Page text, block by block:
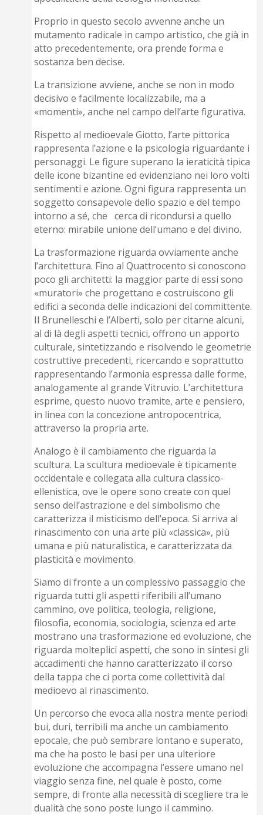
Proprio in questo secolo avvenne anche un
mutamento radicale in campo artistico, che già in
atto precedentemente, ora prende forma e
sostanza ben decise.
La transizione avviene, anche se non in modo
decisivo e facilmente localizzabile, ma a
«momenti», anche nel campo dell’arte figurativa.
Rispetto al medioevale Giotto, l’arte pittorica
rappresenta l’azione e la psicologia riguardante i
personaggi. Le figure superano la ieraticità tipica
delle icone bizantine ed evidenziano nei loro volti
sentimenti e azione. Ogni figura rappresenta un
soggetto consapevole dello spazio e del tempo
intorno a sé, che cerca di ricondursi a quello
eterno: mirabile unione dell’umano e del divino.
La trasformazione riguarda ovviamente anche
l’architettura. Fino al Quattrocento si conoscono
poco gli architetti: la maggior parte di essi sono
«muratori» che progettano e costruiscono gli
edifici a seconda delle indicazioni del committente.
Il Brunelleschi e l’Alberti, solo per citarne alcuni,
al di là degli aspetti tecnici, offrono un apporto
culturale, sintetizzando e risolvendo le geometrie
costruttive precedenti, ricercando e soprattutto
rappresentando l’armonia espressa dalle forme,
analogamente al grande Vitruvio. L’architettura
esprime, questo nuovo tramite, arte e pensiero,
in linea con la concezione antropocentrica,
attraverso la propria arte.
Analogo è il cambiamento che riguarda la
scultura. La scultura medioevale è tipicamente
occidentale e collegata alla cultura classico-
ellenistica, ove le opere sono create con quel
senso dell’astrazione e del simbolismo che
caratterizza il misticismo dell’epoca. Si arriva al
rinascimento con una arte più «classica», più
umana e più naturalistica, e caratterizzata da
plasticità e movimento.
Siamo di fronte a un complessivo passaggio che
riguarda tutti gli aspetti riferibili all’umano
cammino, ove politica, teologia, religione,
filosofia, economia, sociologia, scienza ed arte
mostrano una trasformazione ed evoluzione, che
riguarda molteplici aspetti, che sono in sintesi gli
accadimenti che hanno caratterizzato il corso
della tappa che ci porta come collettività dal
medioevo al rinascimento.
Un percorso che evoca alla nostra mente periodi
bui, duri, terribili ma anche un cambiamento
epocale, che può sembrare lontano e superato,
ma che ha posto le basi per una ulteriore
evoluzione che accompagna l’essere umano nel
viaggio senza fine, nel quale è posto, come
sempre, di fronte alla necessità di scegliere tra le
dualità che sono poste lungo il cammino.